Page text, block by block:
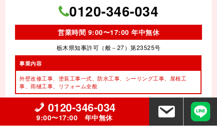
0120-346-034
9:00〜17:00 年中無休
0120-346-034
営業時間 9:00〜17:00 年中無休
栃木県知事許可（般－27）第23525号
事業内容
外壁改修工事、塗装工事⼀式、防水工事、シーリング工事、 屋根工
事、雨樋工事、
リフォーム全般